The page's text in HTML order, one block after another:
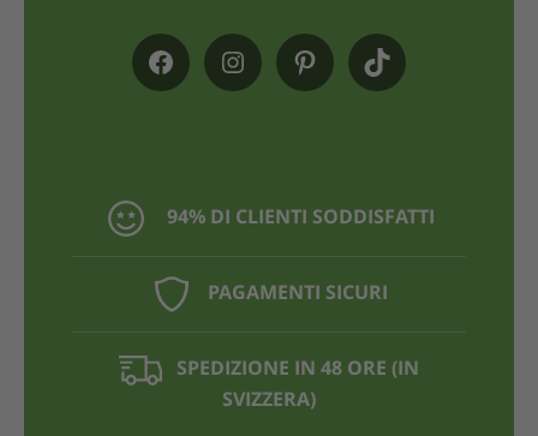
94% DI CLIENTI SODDISFATTI
PAGAMENTI SICURI
SPEDIZIONE IN 48 ORE (IN
SVIZZERA)